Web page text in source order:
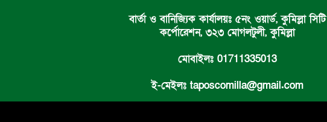
বার্তা ও বানিজ্যিক কার্যালয়ঃ ৫নং ওয়ার্ড, কুমিল্লা সিটি
কর্পোরেশন, ৩২৩ মোগলটুলী, কুমিল্লা
মোবাইলঃ 01711335013
ই-মেইলঃ taposcomilla@gmail.com